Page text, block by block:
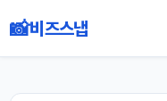
📸비즈스냅